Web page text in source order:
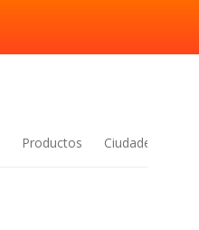
Productos Ciudades